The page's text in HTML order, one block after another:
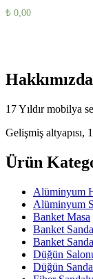
₺ 0,00
Hakkımızda
17 Yıldır mobilya
Gelişmiş altyapısı,
Ürün
Alüminyum
Alüminyum
Banket Masa
Banket
Banket
Düğün
Düğün